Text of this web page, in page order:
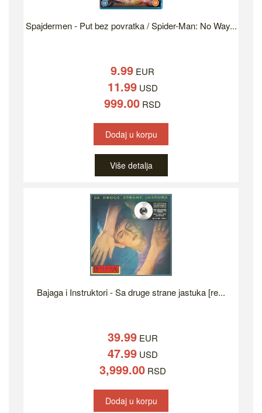
Spajdermen - Put bez povratka / Spider-Man: No Way...
9.99 EUR
11.99USD
999.00 RSD
Dodaj u korpu
Više detalja
Bajaga i Instruktori - Sa druge strane jastuka [re...
39.99EUR
47.99USD
3,999.00RSD
Dodaj u korpu